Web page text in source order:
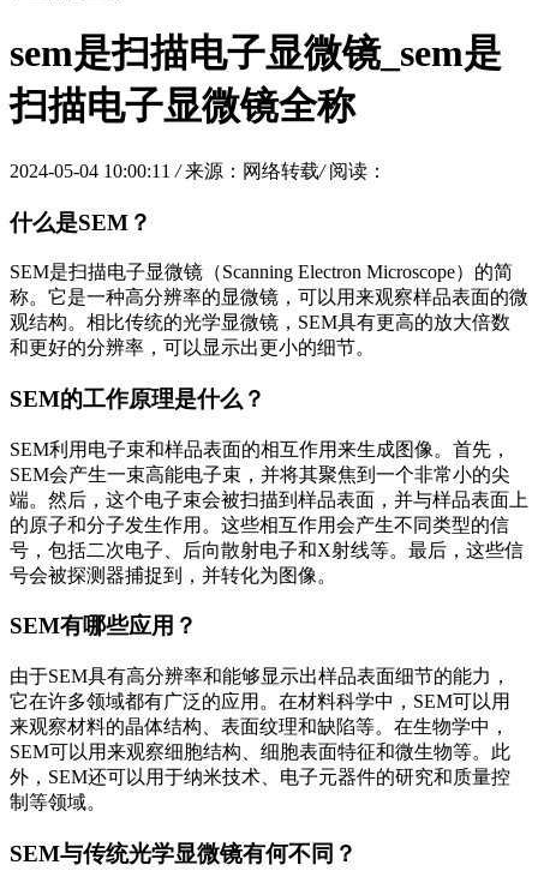
sem是扫描电子显微镜_sem是
扫描电子显微镜全称
2024-05-04 10:00:11 / 来源：网络转载/ 阅读：
什么是SEM？
SEM是扫描电子显微镜（Scanning Electron Microscope）的简
称。它是一种高分辨率的显微镜，可以用来观察样品表面的微
观结构。相比传统的光学显微镜，SEM具有更高的放大倍数
和更好的分辨率，可以显示出更小的细节。
SEM的工作原理是什么？
SEM利用电子束和样品表面的相互作用来生成图像。首先，
SEM会产生一束高能电子束，并将其聚焦到一个非常小的尖
端。然后，这个电子束会被扫描到样品表面，并与样品表面上
的原子和分子发生作用。这些相互作用会产生不同类型的信
号，包括二次电子、后向散射电子和X射线等。最后，这些信
号会被探测器捕捉到，并转化为图像。
SEM有哪些应用？
由于SEM具有高分辨率和能够显示出样品表面细节的能力，
它在许多领域都有广泛的应用。在材料科学中，SEM可以用
来观察材料的晶体结构、表面纹理和缺陷等。在生物学中，
SEM可以用来观察细胞结构、细胞表面特征和微生物等。此
外，SEM还可以用于纳米技术、电子元器件的研究和质量控
制等领域。
SEM与传统光学显微镜有何不同？